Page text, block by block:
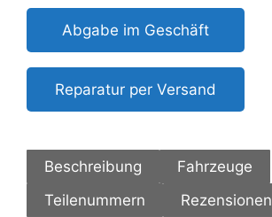
Abgabe im Geschäft
Reparatur per Versand
Beschreibung
Fahrzeuge
Teilenummern
Rezensionen